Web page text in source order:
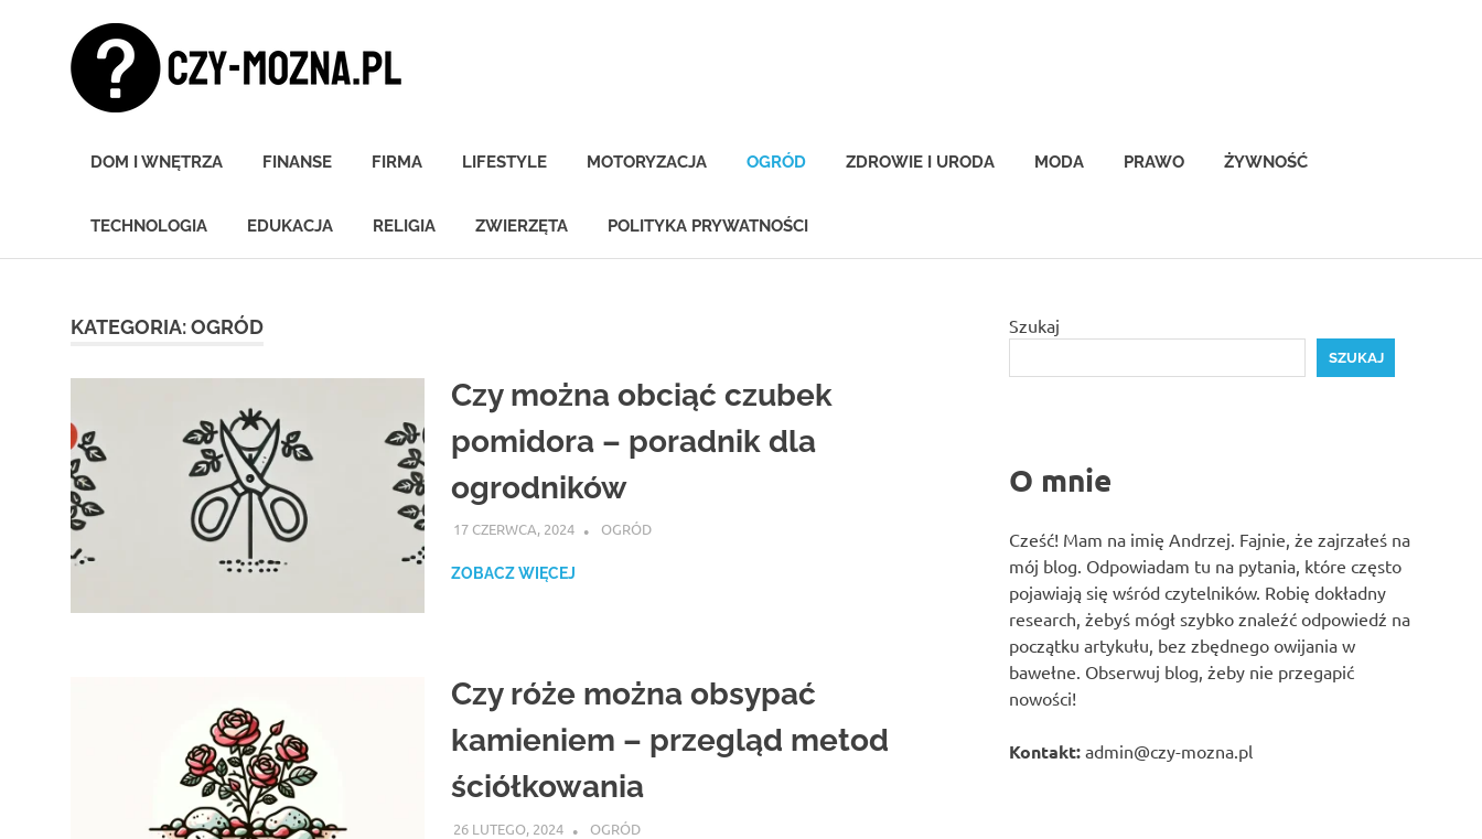
DOM I WNĘTRZA FINANSE FIRMA LIFESTYLE MOTORYZACJA OGRÓD ZDROWIE I URODA MODA PRAWO ŻYWNOŚĆ
TECHNOLOGIA EDUKACJA RELIGIA ZWIERZĘTA POLITYKA PRYWATNOŚCI
KATEGORIA:OGRÓD
Czy można obciąć czubek
pomidora – poradnik dla
ogrodników
17 CZERWCA, 2024 ATROX
OGRÓD
ZOBACZ WIĘCEJ
Czy róże można obsypać
kamieniem – przegląd metod
ściółkowania
26 LUTEGO, 2024 ATROX
OGRÓD
Szukaj
SZUKAJ
O mnie
Cześć! Mam na imię Andrzej. Fajnie, że zajrzałeś na
mój blog. Odpowiadam tu na pytania, które często
pojawiają się wśród czytelników. Robię dokładny
research, żebyś mógł szybko znaleźć odpowiedź na
początku artykułu, bez zbędnego owijania w
bawełne. Obserwuj blog, żeby nie przegapić
nowości!
Kontakt: admin@czy-mozna.pl